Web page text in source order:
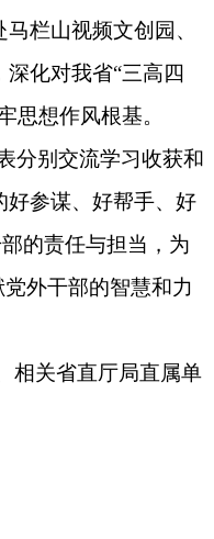
马栏山视频文创园、
深化对我省“三高四
思想作风根基。
分别交流学习收获和
好参谋、好帮手、好
的责任与担当， 为
党外干部的智慧和力
相关省直厅局直属单